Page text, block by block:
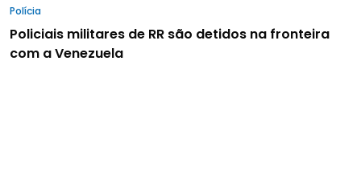
Polícia
Policiais militares de RR são detidos na fronteira
com a Venezuela